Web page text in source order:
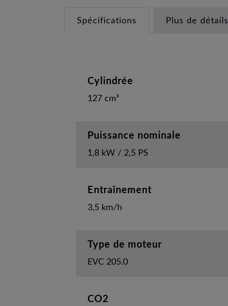
Spécifications Plus de détails
Cylindrée
127 cm³
Puissance nominale
1,8 kW / 2,5 PS
Entraînement
3,5 km/h
Type de moteur
EVC 205.0
CO2